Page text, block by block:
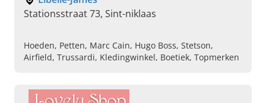
Stationsstraat 73, Sint-niklaas
Hoeden, Petten, Marc Cain, Hugo Boss, Stetson,
Airfield, Trussardi, Kledingwinkel, Boetiek, Topmerken